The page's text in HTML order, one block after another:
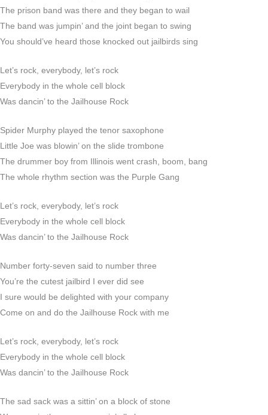
The prison band was there and they began to wail
The band was jumpin’ and the joint began to swing
You should’ve heard those knocked out jailbirds sing
Let’s rock, everybody, let’s rock
Everybody in the whole cell block
Was dancin’ to the Jailhouse Rock
Spider Murphy played the tenor saxophone
Little Joe was blowin’ on the slide trombone
The drummer boy from Illinois went crash, boom, bang
The whole rhythm section was the Purple Gang
Let’s rock, everybody, let’s rock
Everybody in the whole cell block
Was dancin’ to the Jailhouse Rock
Number forty-seven said to number three
You’re the cutest jailbird I ever did see
I sure would be delighted with your company
Come on and do the Jailhouse Rock with me
Let’s rock, everybody, let’s rock
Everybody in the whole cell block
Was dancin’ to the Jailhouse Rock
The sad sack was a sittin’ on a block of stone